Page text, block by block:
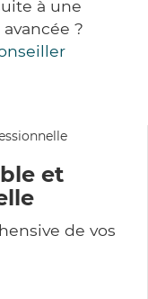
à une
?
et
de vos